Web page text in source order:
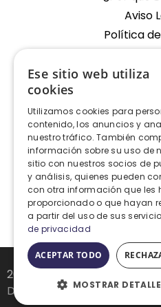
Aviso
Política
+34 928
2026
Dysteca. Todos los
Desarrollado por Dimension
Ese sitio web utiliza
cookies
Utilizamos cookies para
contenido, los anuncios y
nuestro tráfico. También
información sobre su uso de
sitio con nuestros socios de
y análisis, quienes pueden
con otra información que les
proporcionado o que hayan
a partir del uso de sus
de privacidad
ACEPTAR TODO
MOSTRAR